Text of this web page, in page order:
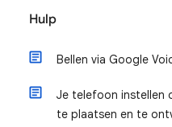
Hulp
Bellen via Google
Je telefoon instellen
te plaatsen en te